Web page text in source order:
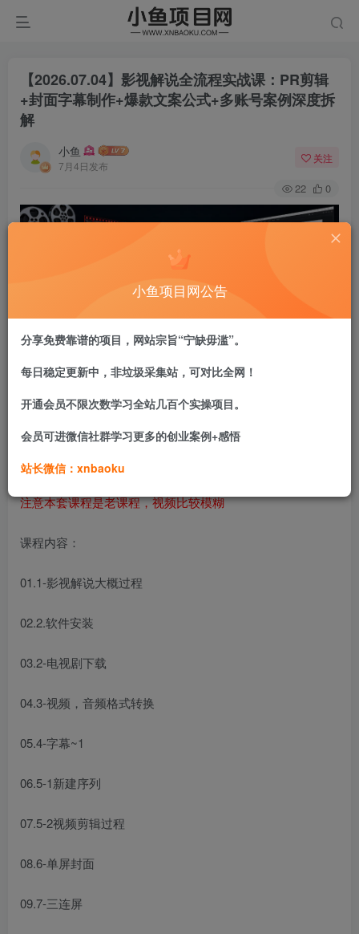
【2026.07.04】影视解说全流程实战课：PR剪辑
+封面字幕制作+爆款文案公式+多账号案例深度拆
解
小鱼
7月4日发布
关注
22 0
爆款文案写作、账号变现开通、头部账号案例拆解完整闭
环，从工具实操到内容创作思维分层教学，零基础也能独立
产出符合平台流量标准的影视解说视频。
注意本套课程是老课程，视频比较模糊
课程内容：
01.1-影视解说大概过程
02.2.软件安装
03.2-电视剧下载
04.3-视频，音频格式转换
05.4-字幕~1
06.5-1新建序列
07.5-2视频剪辑过程
08.6-单屏封面
09.7-三连屏
小鱼项目网公告
分享免费靠谱的项目，网站宗旨“宁缺毋滥”。
每日稳定更新中，非垃圾采集站，可对比全网！
开通会员不限次数学习全站几百个实操项目。
会员可进微信社群学习更多的创业案例+感悟
站长微信：xnbaoku